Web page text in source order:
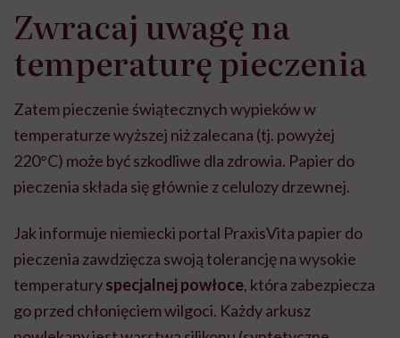
Zwracaj uwagę na
temperaturę pieczenia
Zatem pieczenie świątecznych wypieków w
temperaturze wyższej niż zalecana (tj. powyżej
220°C) może być szkodliwe dla zdrowia. Papier do
pieczenia składa się głównie z celulozy drzewnej.
Jak informuje niemiecki portal PraxisVita papier do
pieczenia zawdzięcza swoją tolerancję na wysokie
temperaturyspecjalnej powłoce, która zabezpiecza
go przed chłonięciem wilgoci. Każdy arkusz